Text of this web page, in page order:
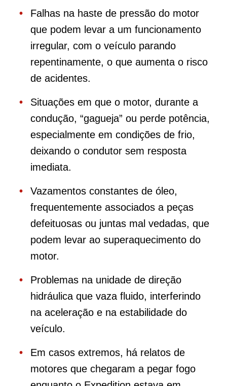
Falhas na haste de pressão do motor
que podem levar a um funcionamento
irregular, com o veículo parando
repentinamente, o que aumenta o risco
de acidentes.
Situações em que o motor, durante a
condução, “gagueja” ou perde potência,
especialmente em condições de frio,
deixando o condutor sem resposta
imediata.
Vazamentos constantes de óleo,
frequentemente associados a peças
defeituosas ou juntas mal vedadas, que
podem levar ao superaquecimento do
motor.
Problemas na unidade de direção
hidráulica que vaza fluido, interferindo
na aceleração e na estabilidade do
veículo.
Em casos extremos, há relatos de
motores que chegaram a pegar fogo